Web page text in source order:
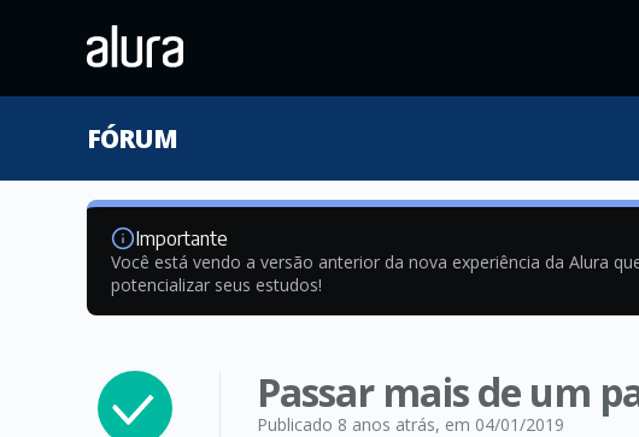
FÓRUM
Importante
Você está vendo a versão anterior da nova experiência da Alura
potencializar seus estudos!
Passar mais de um
Publicado 8 anos atrás, em 04/01/2019